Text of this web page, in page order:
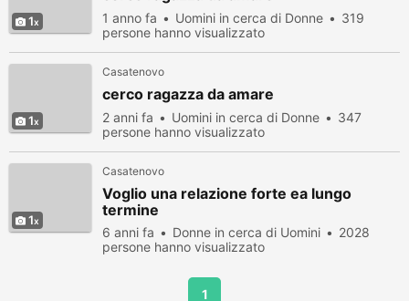
1 1 anno fa Uomini in cerca di Donne
319
persone hanno visualizzato
1
Casatenovo
cerco ragazza da amare
2 anni fa Uomini in cerca di Donne
347
persone hanno visualizzato
1
Casatenovo
Voglio una relazione forte ea lungo
termine
6 anni fa Donne in cerca di Uomini
2028
persone hanno visualizzato
1